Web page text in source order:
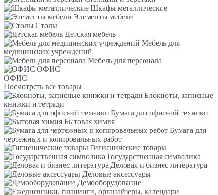
Шкафы металлические
Элементы мебели
Столы
Детская мебель
Мебель для
медицинских учреждений
Мебель для персонала
ОФИС
ОФИС
Посмотреть все товары
Блокноты, записные
книжки и тетради
Бумага для офисной техники
Бытовая химия
Бумага для
чертежных и копировальных работ
Гигиенические товары
Государственная символика
Деловая и бизнес литература
Деловые аксессуары
Демооборудование